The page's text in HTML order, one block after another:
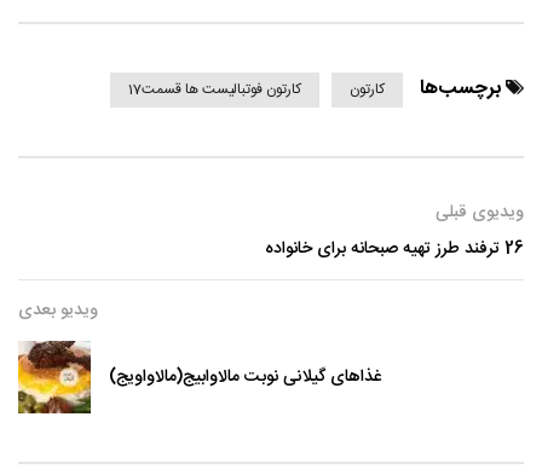
برچسب‌ها کارتون کارتون فوتبالیست ها قسمت17
ویدیوی قبلی
26 ترفند طرز تهیه صبحانه برای خانواده
ویدیو بعدی
غذاهای گیلانی نوبت مالاوابیج(مالاواویج)